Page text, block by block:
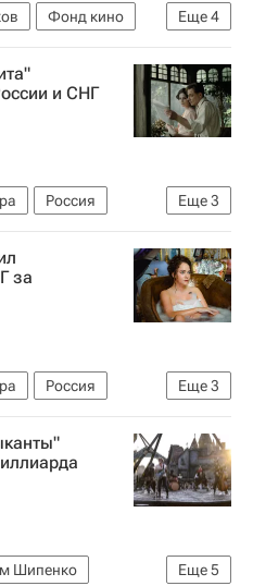
Еще4
Фонд кино
Мария Аронова
и СНГ
Еще3
Россия
за
Еще3
Россия
Бурунов
Еще5
Шипенко